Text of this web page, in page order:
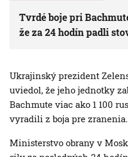
Tvrdé boje pri
že za 24 hodín padli
Ukrajinský prezident
uviedol, že jeho jednotky
Bachmute viac ako 1 100
vyradili z boja pre zranenia.
Ministerstvo obrany v